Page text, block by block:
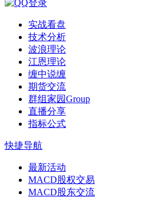
实战看盘
技术分析
波浪理论
江恩理论
缠中说缠
期货交流
群组家园Group
直播分享
指标公式
快捷导航
最新活动
MACD股权交易
MACD股东交流